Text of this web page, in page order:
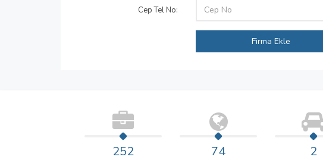
Cep Tel No:
252 74 2